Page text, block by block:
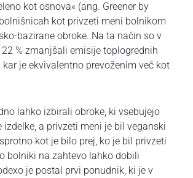
kot osnova« (ang. Greener by
kot privzeti meni bolnikom
bazirane obroke. Na ta način so v
22 % zmanjšali emisije toplogrednih
kar je ekvivalentno prevoženim več kot
lahko izbirali obroke, ki vsebujejo
izdelke, a privzeti meni je bil veganski
kot je bilo prej, ko je bil privzeti
bolniki na zahtevo lahko dobili
je postal prvi ponudnik, ki je v